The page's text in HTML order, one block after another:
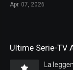
Apr. 07, 2026
Ultime Serie-TV
La